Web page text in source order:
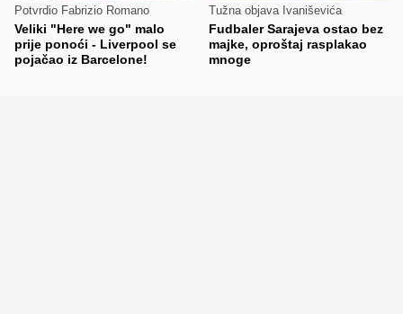
Potvrdio Fabrizio Romano
Veliki "Here we go" malo
prije ponoći - Liverpool se
pojačao iz Barcelone!
Tužna objava Ivaniševića
Fudbaler Sarajeva ostao bez
majke, oproštaj rasplakao
mnoge